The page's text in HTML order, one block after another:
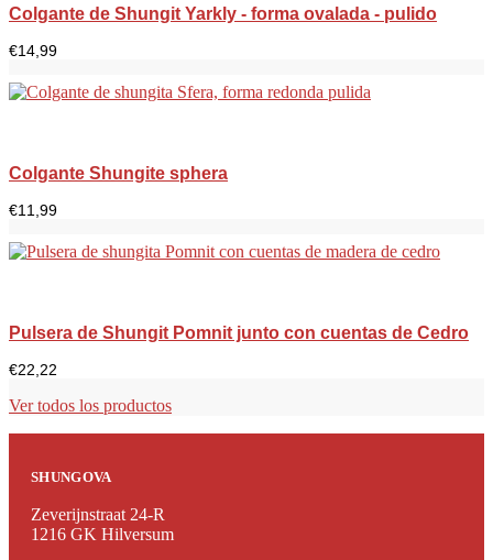
Colgante de Shungit Yarkly - forma ovalada - pulido
€14,99
Colgante Shungite sphera
€11,99
Pulsera de Shungit Pomnit junto con cuentas de Cedro
€22,22
Ver todos los productos
SHUNGOVA
Zeverijnstraat 24-R
1216 GK Hilversum